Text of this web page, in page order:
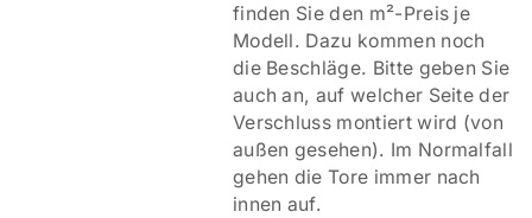
finden Sie den m²-Preis je
Modell. Dazu kommen noch
die Beschläge. Bitte geben Sie
auch an, auf welcher Seite der
Verschluss montiert wird (von
außen gesehen). Im Normalfall
gehen die Tore immer nach
innen auf.